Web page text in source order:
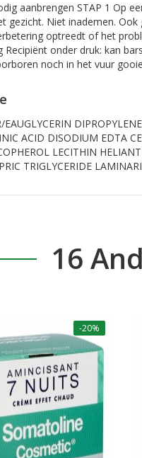
aanbrengen STAP 1 Op
gezicht. Niet inademen.
optreedt of het
Recipiënt onder druk: kan
noch in het vuur
ACID DISODIUM EDTA
LECITHIN
TRIGLYCERIDE
16
-20%